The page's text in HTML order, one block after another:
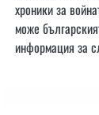
хроники за
може
информация за